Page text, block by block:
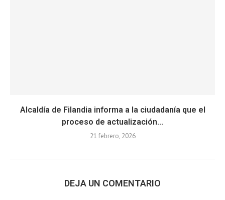
Alcaldía de Filandia informa a la ciudadanía que el
proceso de actualización...
21 febrero, 2026
DEJA UN COMENTARIO